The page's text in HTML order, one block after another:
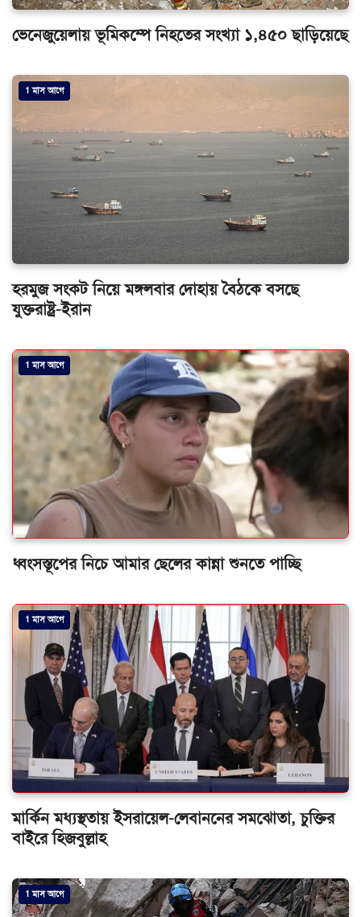
ভেনেজুয়েলায় ভূমিকম্পে নিহতের সংখ্যা ১,৪৫০ ছাড়িয়েছে
1 মাস আগে
হরমুজ সংকট নিয়ে মঙ্গলবার দোহায় বৈঠকে বসছে
যুক্তরাষ্ট্র-ইরান
1 মাস আগে
ধ্বংসস্তূপের নিচে আমার ছেলের কান্না শুনতে পাচ্ছি
1 মাস আগে
মার্কিন মধ্যস্থতায় ইসরায়েল-লেবাননের সমঝোতা, চুক্তির
বাইরে হিজবুল্লাহ
1 মাস আগে